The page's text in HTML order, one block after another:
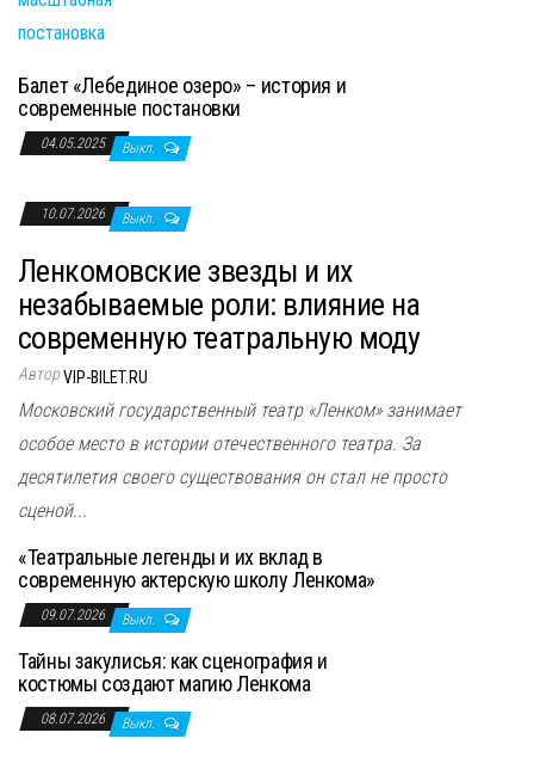
Балет «Лебединое озеро» – история и
современные постановки
04.05.2025 Выкл.
10.07.2026 Выкл.
Ленкомовские звезды и их
незабываемые роли: влияние на
современную театральную моду
АвторVIP-BILET.RU
Московский государственный театр «Ленком» занимает
особое место в истории отечественного театра. За
десятилетия своего существования он стал не просто
сценой...
«Театральные легенды и их вклад в
современную актерскую школу Ленкома»
09.07.2026 Выкл.
Тайны закулисья: как сценография и
костюмы создают магию Ленкома
08.07.2026 Выкл.